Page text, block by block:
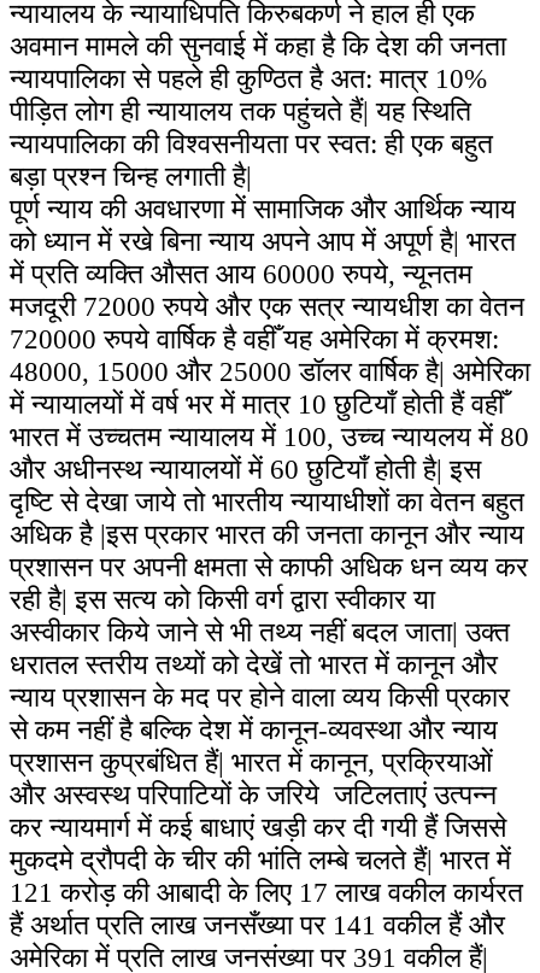
न्यायालय के न्यायाधिपति किरुबकर्ण ने हाल ही एक
अवमान मामले की सुनवाई में कहा है कि देश की जनता
न्यायपालिका से पहले ही कुण्ठित है अत: मात्र 10%
पीड़ित लोग ही न्यायालय तक पहुंचते हैं| यह स्थिति
न्यायपालिका की विश्वसनीयता पर स्वत: ही एक बहुत
बड़ा प्रश्न चिन्ह लगाती है|
पूर्ण न्याय की अवधारणा में सामाजिक और आर्थिक न्याय
को ध्यान में रखे बिना न्याय अपने आप में अपूर्ण है| भारत
में प्रति व्यक्ति औसत आय 60000 रुपये, न्यूनतम
मजदूरी 72000 रुपये और एक सत्र न्यायधीश का वेतन
720000 रुपये वार्षिक है वहीँ यह अमेरिका में क्रमश:
48000, 15000 और 25000 डॉलर वार्षिक है| अमेरिका
में न्यायालयों में वर्ष भर में मात्र 10 छुटियाँ होती हैं वहीँ
भारत में उच्चतम न्यायालय में 100, उच्च न्यायलय में 80
और अधीनस्थ न्यायालयों में 60 छुटियाँ होती है| इस
दृष्टि से देखा जाये तो भारतीय न्यायाधीशों का वेतन बहुत
अधिक है |इस प्रकार भारत की जनता कानून और न्याय
प्रशासन पर अपनी क्षमता से काफी अधिक धन व्यय कर
रही है| इस सत्य को किसी वर्ग द्वारा स्वीकार या
अस्वीकार किये जाने से भी तथ्य नहीं बदल जाता| उक्त
धरातल स्तरीय तथ्यों को देखें तो भारत में कानून और
न्याय प्रशासन के मद पर होने वाला व्यय किसी प्रकार
से कम नहीं है बल्कि देश में कानून-व्यवस्था और न्याय
प्रशासन कुप्रबंधित हैं| भारत में कानून, प्रक्रियाओं
और अस्वस्थ परिपाटियों के जरिये जटिलताएं उत्पन्न
कर न्यायमार्ग में कई बाधाएं खड़ी कर दी गयी हैं जिससे
मुकदमे द्रौपदी के चीर की भांति लम्बे चलते हैं| भारत में
121 करोड़ की आबादी के लिए 17 लाख वकील कार्यरत
हैं अर्थात प्रति लाख जनसँख्या पर 141 वकील हैं और
अमेरिका में प्रति लाख जनसंख्या पर 391 वकील हैं|